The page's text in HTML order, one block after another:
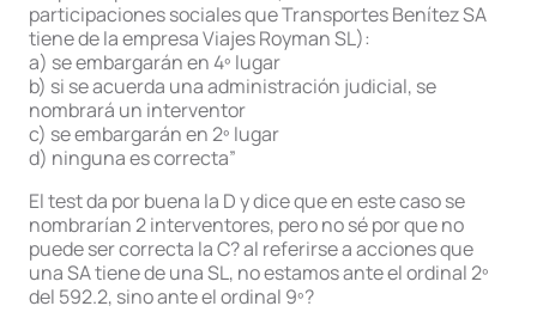
participaciones sociales que Transportes Benítez SA
tiene de la empresa Viajes Royman SL):
a) se embargarán en 4º lugar
b) si se acuerda una administración judicial, se
nombrará un interventor
c) se embargarán en 2º lugar
d) ninguna es correcta”
El test da por buena la D y dice que en este caso se
nombrarían 2 interventores, pero no sé por que no
puede ser correcta la C? al referirse a acciones que
una SA tiene de una SL, no estamos ante el ordinal 2º
del 592.2, sino ante el ordinal 9º?